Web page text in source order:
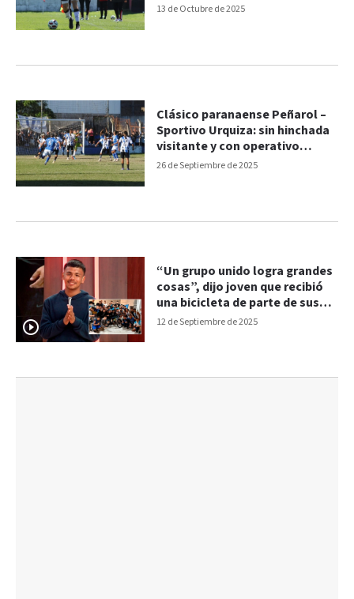
13 de Octubre de 2025
26 de Septiembre de 2025
Clásico paranaense Peñarol –
Sportivo Urquiza: sin hinchada
visitante y con operativo
policial
12 de Septiembre de 2025
“Un grupo unido logra grandes
cosas”, dijo joven que recibió
una bicicleta de parte de sus
compañeros